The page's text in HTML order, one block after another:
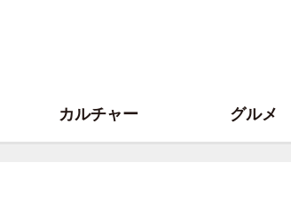
カルチャー グルメ